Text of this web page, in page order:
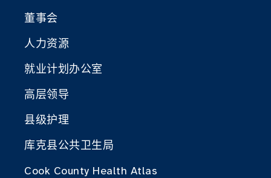
董事会
人力资源
就业计划办公室
高层领导
县级护理
库克县公共卫生局
Cook County Health Atlas